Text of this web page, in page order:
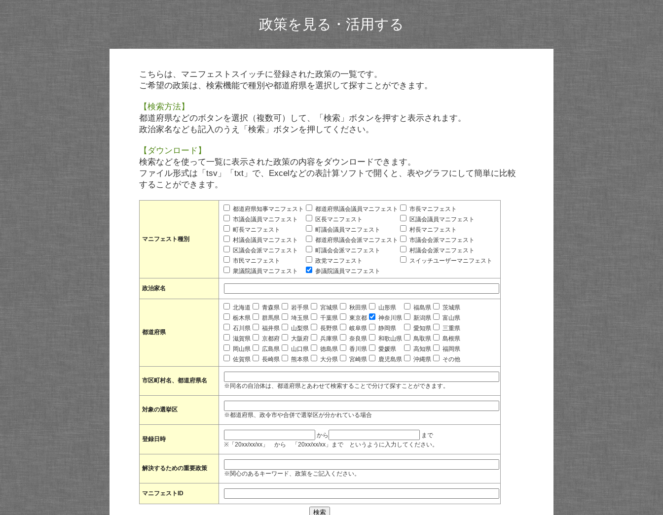
政策を見る・活用する
こちらは、マニフェストスイッチに登録された政策の一覧です。
ご希望の政策は、検索機能で種別や都道府県を選択して探すことができます。
【検索方法】
都道府県などのボタンを選択（複数可）して、「検索」ボタンを押すと表示されます。
政治家名なども記入のうえ「検索」ボタンを押してください。
【ダウンロード】
検索などを使って一覧に表示された政策の内容をダウンロードできます。
ファイル形式は「tsv」「txt」で、Excelなどの表計算ソフトで開くと、表やグラフにして簡単に比較
することができます。
マニフェスト種別
都道府県知事マニフェスト 都道府県議会議員マニフェスト
市長マニフェスト
市議会議員マニフェスト
区長マニフェスト
区議会議員マニフェスト
町長マニフェスト
町議会議員マニフェスト
村長マニフェスト
村議会議員マニフェスト
都道府県議会会派マニフェスト
市議会会派マニフェスト
区議会会派マニフェスト
町議会会派マニフェスト
村議会会派マニフェスト
市民マニフェスト
政党マニフェスト
スイッチユーザーマニフェスト
衆議院議員マニフェスト
参議院議員マニフェスト
政治家名
都道府県
北海道 青森県 岩手県 宮城県 秋田県 山形県 福島県
茨城県
栃木県
群馬県 埼玉県 千葉県 東京都 神奈川県 新潟県
富山県
石川県
福井県 山梨県 長野県 岐阜県 静岡県 愛知県
三重県
滋賀県
京都府 大阪府 兵庫県 奈良県 和歌山県 鳥取県
島根県
岡山県
広島県 山口県 徳島県 香川県 愛媛県 高知県
福岡県
佐賀県
長崎県 熊本県 大分県 宮崎県 鹿児島県 沖縄県 その他
市区町村名、都道府県名
※同名の自治体は、都道府県とあわせて検索することで分けて探すことができます。
対象の選挙区
※都道府県、政令市や合併で選挙区が分かれている場合
登録日時
から
まで
※「20xx/xx/xx」 から 「20xx/xx/xx」まで というように入力してください。
解決するための重要政策
※関心のあるキーワード、政策をご記入ください。
マニフェストID